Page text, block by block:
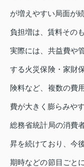
が増えやすい局面が
負担増は、賃料その
実際には、共益費や
する火災保険・家財
険料など、複数の費
費が大きく膨らみや
総務省統計局の消費
昇を続けており、今
期時などの節目ごと